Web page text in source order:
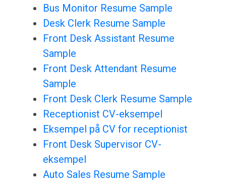
Bus Monitor Resume Sample
Desk Clerk Resume Sample
Front Desk Assistant Resume
Sample
Front Desk Attendant Resume
Sample
Front Desk Clerk Resume Sample
Receptionist CV-eksempel
Eksempel på CV for receptionist
Front Desk Supervisor CV-
eksempel
Auto Sales Resume Sample